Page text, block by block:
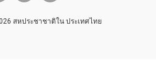
สหประชาชาติใน ประเทศไทย